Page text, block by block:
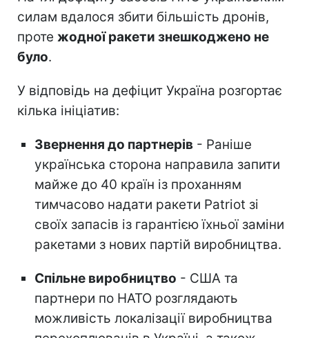
силам вдалося збити більшість дронів,
проте жодної ракети знешкоджено не
було.
У відповідь на дефіцит Україна розгортає
кілька ініціатив:
Звернення до партнерів - Раніше
українська сторона направила запити
майже до 40 країн із проханням
тимчасово надати ракети Patriot зі
своїх запасів із гарантією їхньої заміни
ракетами з нових партій виробництва.
Спільне виробництво - США та
партнери по НАТО розглядають
можливість локалізації виробництва